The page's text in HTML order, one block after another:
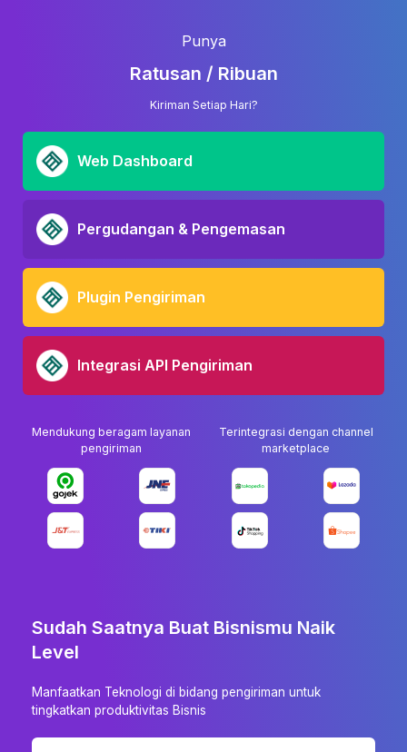
Punya
Ratusan / Ribuan
Kiriman Setiap Hari?
Web Dashboard
Pergudangan & Pengemasan
Plugin Pengiriman
Integrasi API Pengiriman
Mendukung beragam layanan
pengiriman
Terintegrasi dengan channel
marketplace
Sudah Saatnya Buat Bisnismu Naik
Level
Manfaatkan Teknologi di bidang pengiriman untuk
tingkatkan produktivitas Bisnis